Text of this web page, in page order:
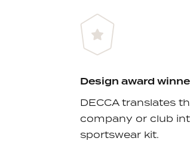
Design award
DECCA translates
company or club
sportswear kit.